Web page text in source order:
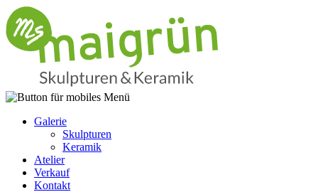
Galerie
Skulpturen
Keramik
Atelier
Verkauf
Kontakt